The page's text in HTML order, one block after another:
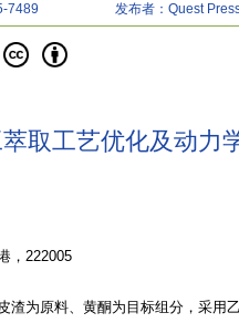
7489 发布者：Quest
取工艺优化及动力
，222005
为原料、黄酮为目标组分，采用